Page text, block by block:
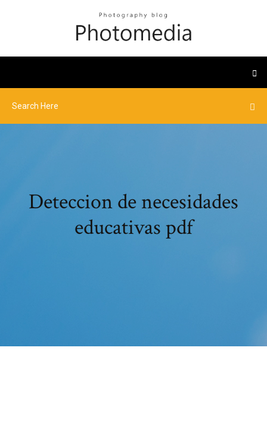
Deteccion de necesidades
educativas pdf